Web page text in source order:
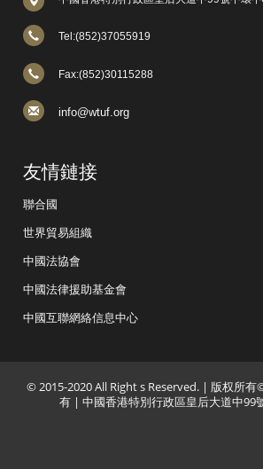
Tel:(852)37055919
Fax:(852)30115288
info@wtuf.org
友情鏈接
聯合國
世界貿易組織
中國法協會
中國法律援助基金會
中國互聯網絡信息中心
© 2015-2020 All Right s Reserved. | 版权所
有 | 中國香港特別行政區皇后大道中99